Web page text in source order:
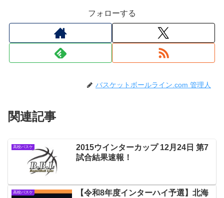
フォローする
バスケットボールライン.com 管理人
関連記事
高校バスケ
2015ウインターカップ 12月24日 第7
試合結果速報！
高校バスケ
【令和8年度インターハイ予選】北海